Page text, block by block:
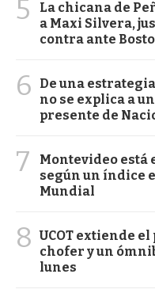
5
La chicana de
a Maxi Silvera,
contra ante
6
De una
no se explica a
presente de
7
Montevideo está
según un índice
Mundial
8 UCOT extiende
chofer y un
lunes